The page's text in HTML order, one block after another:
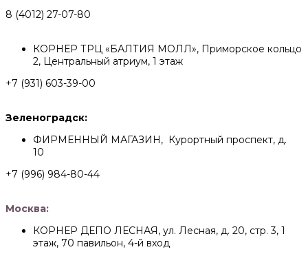
8 (4012) 27-07-80
КОРНЕР ТРЦ «БАЛТИЯ МОЛЛ», Приморское кольцо
2, Центральный атриум, 1 этаж
+7 (931) 603-39-00
Зеленоградск:
ФИРМЕННЫЙ МАГАЗИН, Курортный проспект, д.
10
+7 (996) 984-80-44
Москва:
КОРНЕР ДЕПО ЛЕСНАЯ, ул. Лесная, д. 20, стр. 3, 1
этаж, 70 павильон, 4-й вход